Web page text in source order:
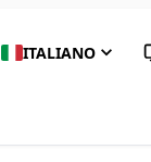
ITALIANO